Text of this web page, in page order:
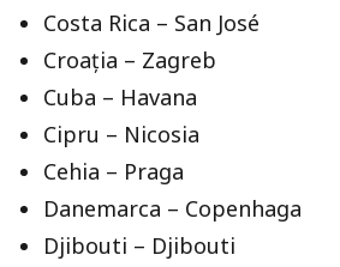
Costa Rica – San José
Croația – Zagreb
Cuba – Havana
Cipru – Nicosia
Cehia – Praga
Danemarca – Copenhaga
Djibouti – Djibouti